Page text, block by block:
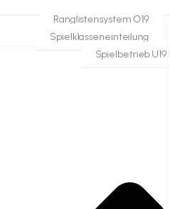
Ranglistensystem O19
Spielklasseneinteilung
Spielbetrieb U19